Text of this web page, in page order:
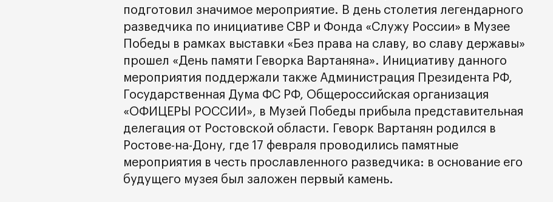
подготовил значимое мероприятие. В день столетия легендарного
разведчика по инициативе СВР и Фонда «Служу России» в Музее
Победы в рамках выставки «Без права на славу, во славу державы»
прошел «День памяти Геворка Вартаняна». Инициативу данного
мероприятия поддержали также Администрация Президента РФ,
Государственная Дума ФС РФ, Общероссийская организация
«ОФИЦЕРЫ РОССИИ», в Музей Победы прибыла представительная
делегация от Ростовской области. Геворк Вартанян родился в
Ростове-на-Дону, где 17 февраля проводились памятные
мероприятия в честь прославленного разведчика: в основание его
будущего музея был заложен первый камень.